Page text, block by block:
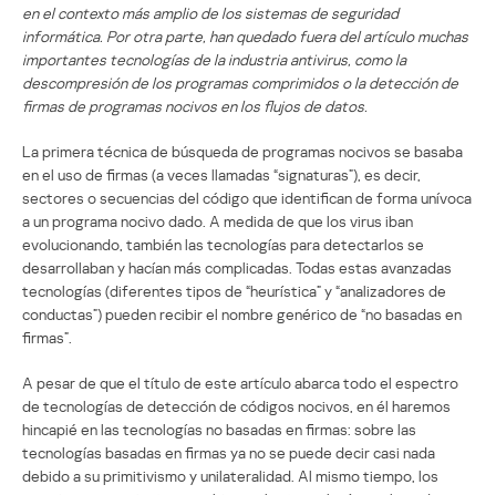
en el contexto más amplio de los sistemas de seguridad
informática. Por otra parte, han quedado fuera del artículo muchas
importantes tecnologías de la industria antivirus, como la
descompresión de los programas comprimidos o la detección de
firmas de programas nocivos en los flujos de datos.
La primera técnica de búsqueda de programas nocivos se basaba
en el uso de firmas (a veces llamadas “signaturas”), es decir,
sectores o secuencias del código que identifican de forma unívoca
a un programa nocivo dado. A medida de que los virus iban
evolucionando, también las tecnologías para detectarlos se
desarrollaban y hacían más complicadas. Todas estas avanzadas
tecnologías (diferentes tipos de “heurística” y “analizadores de
conductas”) pueden recibir el nombre genérico de “no basadas en
firmas”.
A pesar de que el título de este artículo abarca todo el espectro
de tecnologías de detección de códigos nocivos, en él haremos
hincapié en las tecnologías no basadas en firmas: sobre las
tecnologías basadas en firmas ya no se puede decir casi nada
debido a su primitivismo y unilateralidad. Al mismo tiempo, los